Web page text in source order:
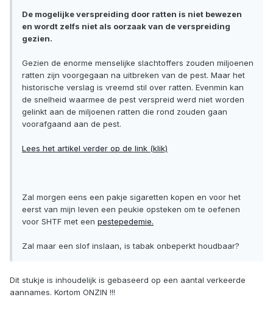
De mogelijke verspreiding door ratten is niet bewezen
en wordt zelfs niet als oorzaak van de verspreiding
gezien.
Gezien de enorme menselijke slachtoffers zouden miljoenen
ratten zijn voorgegaan na uitbreken van de pest. Maar het
historische verslag is vreemd stil over ratten. Evenmin kan
de snelheid waarmee de pest verspreid werd niet worden
gelinkt aan de miljoenen ratten die rond zouden gaan
voorafgaand aan de pest.
Lees het artikel verder op de link (klik)
Zal morgen eens een pakje sigaretten kopen en voor het
eerst van mijn leven een peukie opsteken om te oefenen
voor SHTF met een pestepedemie.
Zal maar een slof inslaan, is tabak onbeperkt houdbaar?
Dit stukje is inhoudelijk is gebaseerd op een aantal verkeerde
aannames. Kortom ONZIN !!!